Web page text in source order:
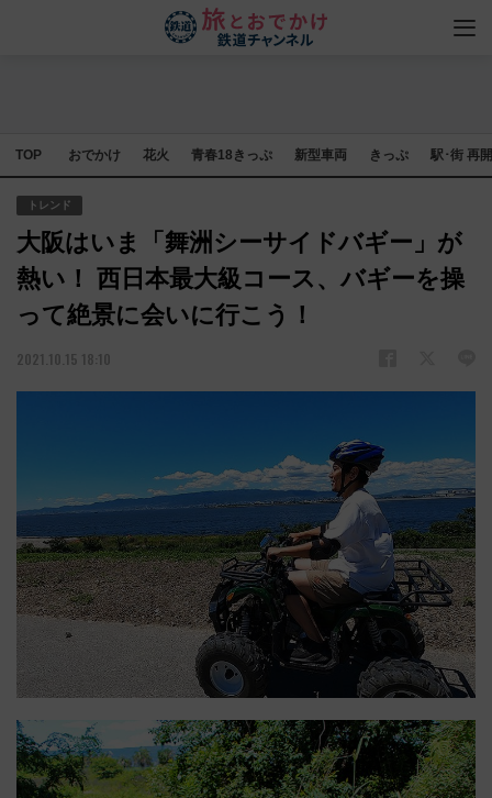
TOP おでかけ 花火 青春18きっぷ 新型車両 きっぷ 駅･街 再
トレンド
大阪はいま「舞洲シーサイドバギー」が
熱い！ 西日本最大級コース、バギーを操
って絶景に会いに行こう！
2021.10.15 18:10